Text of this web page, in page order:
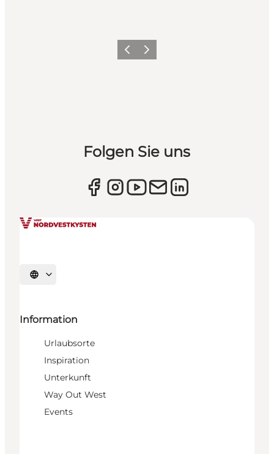
ZurückWeiter
Folgen Sie uns
Sprache auswählen
Information
Urlaubsorte
Inspiration
Unterkunft
Way Out West
Events